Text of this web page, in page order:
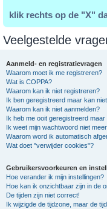
klik rechts op de "X"
Veelgestelde
Aanmeld- en registratievragen
Waarom moet ik me registreren?
Wat is COPPA?
Waarom kan ik niet registreren?
Ik ben geregistreerd maar kan
Waarom kan ik niet aanmelden?
Ik heb me ooit geregistreerd
Ik weet mijn wachtwoord niet
Waarom word ik automatisch
Wat doet "verwijder cookies"?
Gebruikersvoorkeuren en
Hoe verander ik mijn instellingen?
Hoe kan ik onzichtbaar zijn in de
De tijden zijn niet correct!
Ik wijzigde de tijdzone, maar de